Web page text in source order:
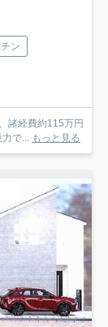
ン
諸経費約115万円
で... もっと見る